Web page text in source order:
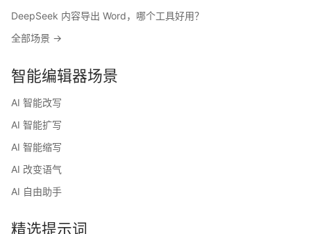
DeepSeek 内容导出 Word，哪个工具好用？
全部场景 →
智能编辑器场景
AI 智能改写
AI 智能扩写
AI 智能缩写
AI 改变语气
AI 自由助手
精选提示词